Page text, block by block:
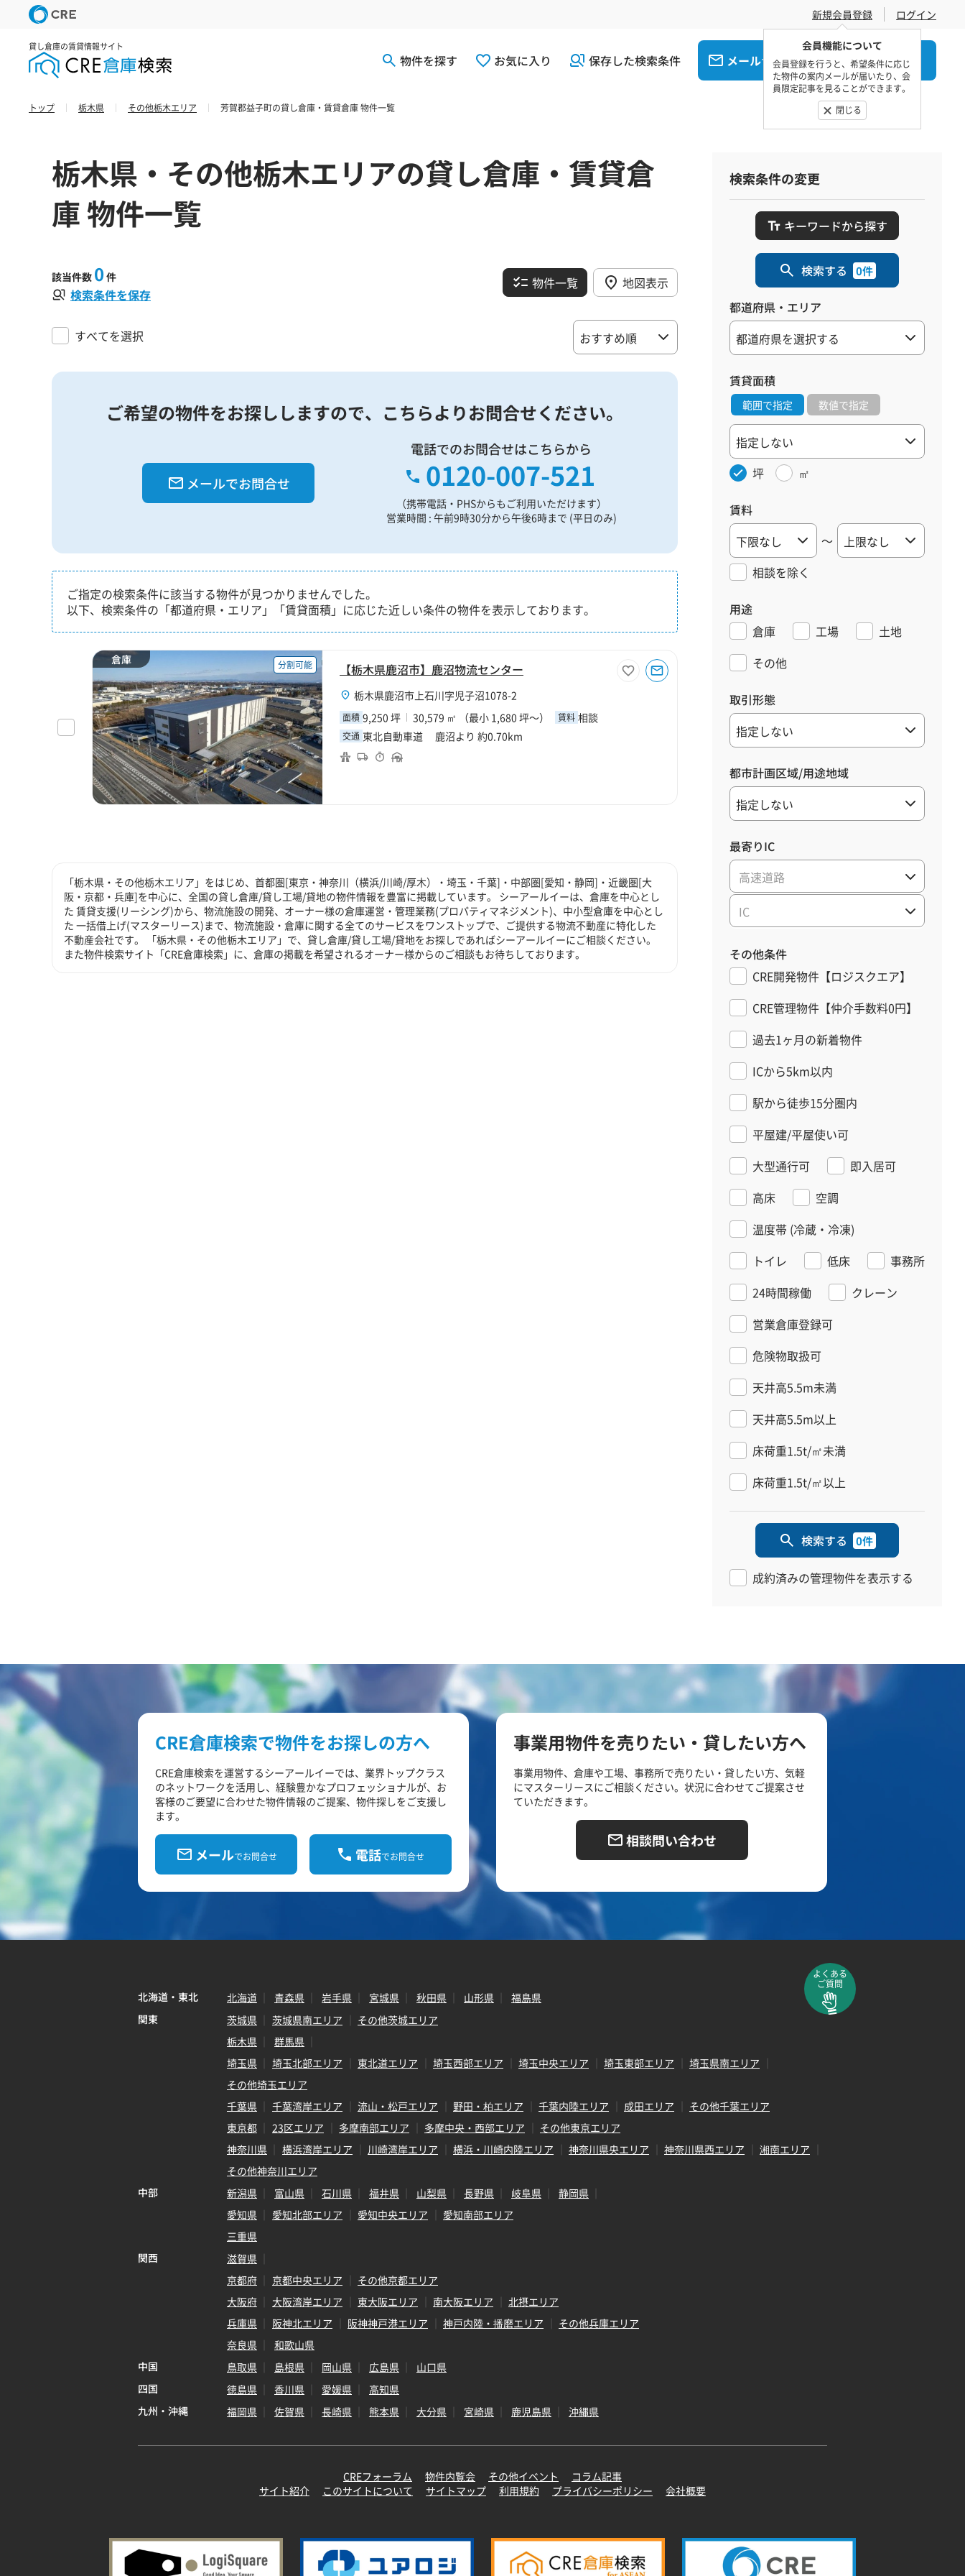
新規会員登録
会員機能について
会員登録を行うと、希望条件に応じ
た物件の案内メールが届いたり、会
員限定記事を見ることができます。
閉じる
ログイン
貸し倉庫の賃貸情報サイト
物件を探す お気に入り 保存した検索条件 メールでお問合せ 電話でお問合せ
トップ 栃木県 その他栃木エリア 芳賀郡益子町の貸し倉庫・賃貸倉庫 物件一覧
栃木県・その他栃木エリアの貸し倉庫・賃貸倉
庫 物件一覧
該当件数 0 件
検索条件を保存
物件一覧 地図表示
すべてを選択
ご希望の物件をお探ししますので、 こちらよりお問合せください。
メールでお問合せ
電話でのお問合せはこちらから
0120-007-521
（携帯電話・PHSからもご利用いただけます）
営業時間 : 午前9時30分から午後6時まで (平日のみ)
ご指定の検索条件に該当する物件が見つかりませんでした。
以下、検索条件の「都道府県・エリア」「賃貸面積」に応じた近しい条件の物件を表示しております。
倉庫 分割可能 【栃木県鹿沼市】鹿沼物流センター
栃木県鹿沼市上石川字児子沼1078-2
面積 9,250 坪 30,579 ㎡ （最小 1,680 坪～） 賃料 相談
交通 東北自動車道 鹿沼より 約0.70km
「栃木県・その他栃木エリア」をはじめ、首都圏[東京・神奈川（横浜/川崎/厚木）・埼玉・千葉]・中部圏[愛知・静岡]・近畿圏[大
阪・京都・兵庫]を中心に、全国の貸し倉庫/貸し工場/貸地の物件情報を豊富に掲載しています。 シーアールイーは、倉庫を中心とし
た 賃貸支援(リーシング)から、物流施設の開発、オーナー様の倉庫運営・管理業務(プロパティマネジメント)、中小型倉庫を中心とし
た 一括借上げ(マスターリース)まで、物流施設・倉庫に関する全てのサービスをワンストップで、ご提供する物流不動産に特化した
不動産会社です。 「栃木県・その他栃木エリア」で、貸し倉庫/貸し工場/貸地をお探しであればシーアールイーにご相談ください。
また物件検索サイト「CRE倉庫検索」に、倉庫の掲載を希望されるオーナー様からのご相談もお待ちしております。
検索条件の変更
キーワードから探す
検索する 0件
都道府県・エリア
賃貸面積
範囲で指定 数値で指定
坪 ㎡
賃料
～
相談を除く
用途
倉庫
工場
土地
その他
取引形態
都市計画区域/用途地域
最寄りIC
高速道路
IC
その他条件
CRE開発物件【ロジスクエア】
CRE管理物件【仲介手数料0円】
過去1ヶ月の新着物件
ICから5km以内
駅から徒歩15分圏内
平屋建/平屋使い可
大型通行可
即入居可
高床
空調
温度帯 (冷蔵・冷凍)
トイレ
低床
事務所
24時間稼働
クレーン
営業倉庫登録可
危険物取扱可
天井高5.5m未満
天井高5.5m以上
床荷重1.5t/㎡未満
床荷重1.5t/㎡以上
検索する 0件
成約済みの管理物件を表示する
CRE倉庫検索で物件をお探しの方へ
CRE倉庫検索を運営するシーアールイーでは、業界トップクラス
のネットワークを活用し、経験豊かなプロフェッショナルが、お
客様のご要望に合わせた物件情報のご提案、物件探しをご支援し
ます。
メールでお問合せ 電話でお問合せ
事業用物件を売りたい・貸したい方へ
事業用物件、倉庫や工場、事務所で売りたい・貸したい方、気軽
にマスターリースにご相談ください。状況に合わせてご提案させ
ていただきます。
相談問い合わせ
よくある
ご質問
北海道・東北 北海道 青森県 岩手県 宮城県 秋田県 山形県
福島県
関東
茨城県 茨城県南エリア
その他茨城エリア
栃木県
群馬県
埼玉県
埼玉北部エリア 東北道エリア 埼玉西部エリア 埼玉中央エリア 埼玉東部エリア
埼玉県南エリア
その他埼玉エリア
千葉県
千葉湾岸エリア 流山・松戸エリア 野田・柏エリア 千葉内陸エリア 成田エリア
その他千葉エリア
東京都
23区エリア 多摩南部エリア 多摩中央・西部エリア
その他東京エリア
神奈川県
横浜湾岸エリア 川崎湾岸エリア 横浜・川崎内陸エリア 神奈川県央エリア 神奈川県西エリア
湘南エリア
その他神奈川エリア
中部
新潟県 富山県 石川県 福井県 山梨県 長野県 岐阜県
静岡県
愛知県
愛知北部エリア 愛知中央エリア
愛知南部エリア
三重県
関西
滋賀県
京都府
京都中央エリア
その他京都エリア
大阪府
大阪湾岸エリア 東大阪エリア 南大阪エリア
北摂エリア
兵庫県
阪神北エリア 阪神神戸港エリア 神戸内陸・播磨エリア
その他兵庫エリア
奈良県
和歌山県
中国
鳥取県 島根県 岡山県 広島県
山口県
四国
徳島県 香川県 愛媛県
高知県
九州・沖縄
福岡県 佐賀県 長崎県 熊本県 大分県 宮崎県 鹿児島県 沖縄県
CREフォーラム 物件内覧会 その他イベント
コラム記事
サイト紹介
このサイトについて サイトマップ 利用規約 プライバシーポリシー 会社概要